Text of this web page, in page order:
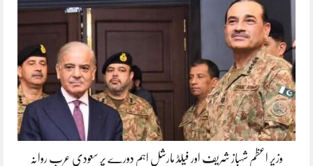
وزیر اعظم شہباز شریف اور فیلڈ مارشل اہم دورے پر سعودی عرب روانہ